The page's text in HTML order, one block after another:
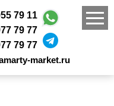
79 11
79 77
79 77
market.ru